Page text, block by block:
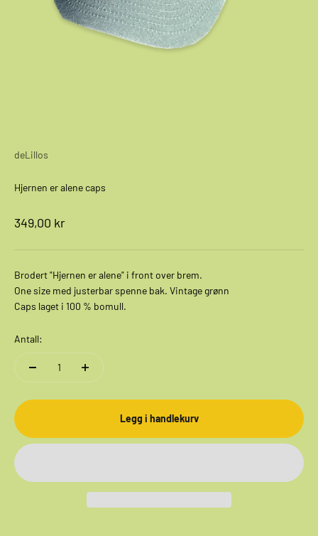
deLillos
Hjernen er alene caps
Salgspris
349,00 kr
Brodert "Hjernen er alene" i front over brem.
One size med justerbar spenne bak. Vintage grønn
Caps laget i 100 % bomull.
Antall:
Legg i handlekurv